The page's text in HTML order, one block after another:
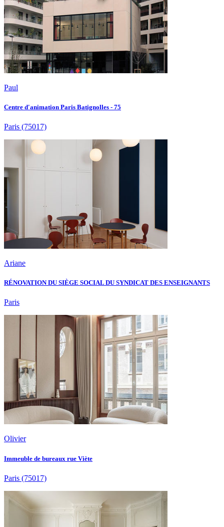
Paul
Centre d'animation Paris Batignolles - 75
Paris (75017)
Ariane
RÉNOVATION DU SIÈGE SOCIAL DU SYNDICAT DES ENSEIGNANTS
Paris
Olivier
Immeuble de bureaux rue Viète
Paris (75017)